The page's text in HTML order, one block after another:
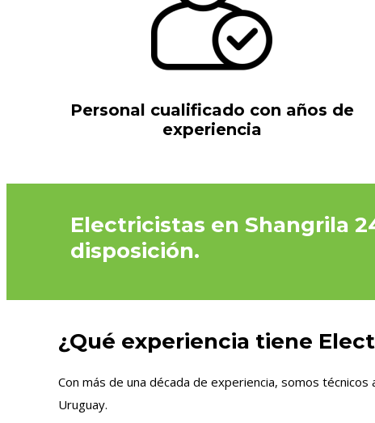
Personal cualificado con años de
experiencia
Electricistas en Shangrila
disposición.
¿Qué experiencia tiene
Con más de una década de experiencia, somos
Uruguay.